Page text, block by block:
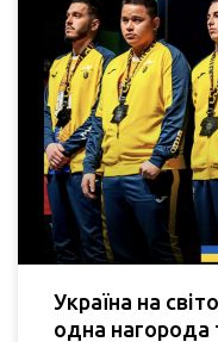
Україна на
одна нагорода